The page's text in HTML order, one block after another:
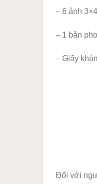
– 6 ảnh
– 1 bản
– Giấy
Đối với